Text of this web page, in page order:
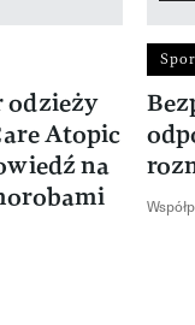
odzieży
Atopic
na